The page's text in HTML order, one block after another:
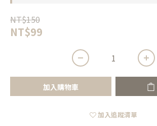
NT$150
NT$99
加入購物車
加入追蹤清單